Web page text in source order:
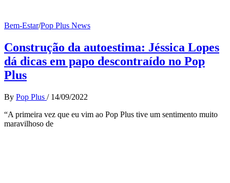
Bem-Estar/Pop Plus News
Construção da autoestima: Jéssica Lopes
dá dicas em papo descontraído no Pop
Plus
By Pop Plus / 14/09/2022
“A primeira vez que eu vim ao Pop Plus tive um sentimento muito
maravilhoso de